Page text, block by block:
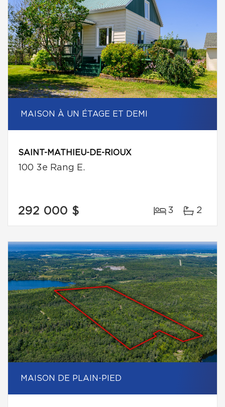
MAISON À UN ÉTAGE ET DEMI
SAINT-MATHIEU-DE-RIOUX
100 3e Rang E.
292 000 $ 3 2
MAISON DE PLAIN-PIED